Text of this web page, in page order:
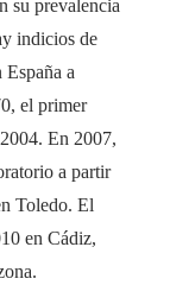
su prevalencia
indicios de
España a
el primer
En 2007,
a partir
Toledo. El
en Cádiz,